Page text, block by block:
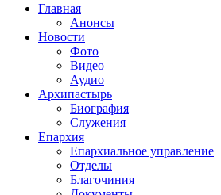
Главная
Анонсы
Новости
Фото
Видео
Аудио
Архипастырь
Биография
Служения
Епархия
Епархиальное управление
Отделы
Благочиния